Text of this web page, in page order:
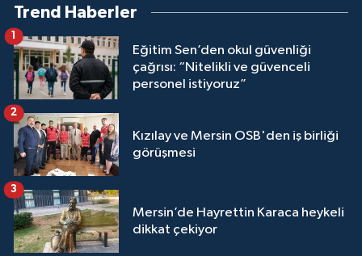
Trend Haberler
Eğitim Sen’den okul güvenliği
çağrısı: “Nitelikli ve güvenceli
personel istiyoruz”
1
Kızılay ve Mersin OSB'den iş birliği
görüşmesi
2
Mersin’de Hayrettin Karaca heykeli
dikkat çekiyor
3